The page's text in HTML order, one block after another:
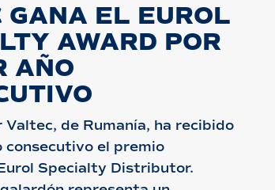
GANA EL EUROL
AWARD POR
AÑO
de Rumanía, ha recibido
consecutivo el premio
Specialty Distributor.